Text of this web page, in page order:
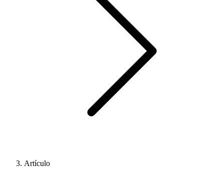
Artículo